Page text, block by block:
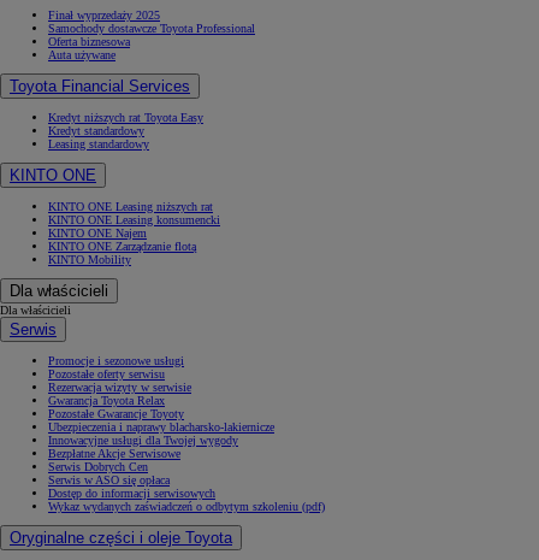
Finał wyprzedaży 2025
Samochody dostawcze Toyota Professional
Oferta biznesowa
Auta używane
Toyota Financial Services
Kredyt niższych rat Toyota Easy
Kredyt standardowy
Leasing standardowy
KINTO ONE
KINTO ONE Leasing niższych rat
KINTO ONE Leasing konsumencki
KINTO ONE Najem
KINTO ONE Zarządzanie flotą
KINTO Mobility
Dla właścicieli
Dla właścicieli
Serwis
Promocje i sezonowe usługi
Pozostałe oferty serwisu
Rezerwacja wizyty w serwisie
Gwarancja Toyota Relax
Pozostałe Gwarancje Toyoty
Ubezpieczenia i naprawy blacharsko-lakiernicze
Innowacyjne usługi dla Twojej wygody
Bezpłatne Akcje Serwisowe
Serwis Dobrych Cen
Serwis w ASO się opłaca
Dostęp do informacji serwisowych
Wykaz wydanych zaświadczeń o odbytym szkoleniu (pdf)
Oryginalne części i oleje Toyota